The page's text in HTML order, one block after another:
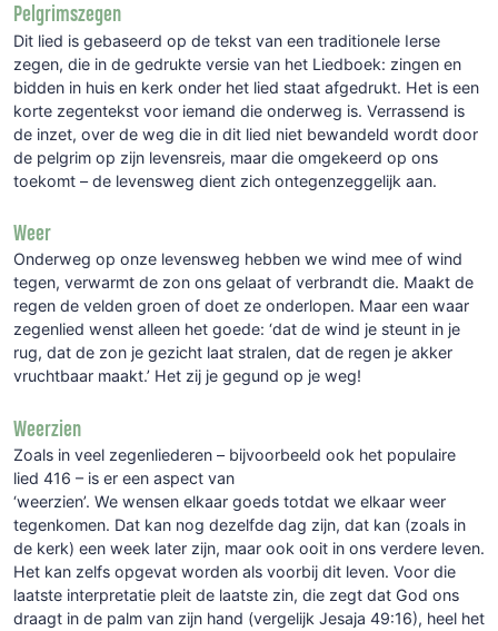
Pelgrimszegen
Dit lied is gebaseerd op de tekst van een traditionele Ierse
zegen, die in de gedrukte versie van het Liedboek: zingen en
bidden in huis en kerk onder het lied staat afgedrukt. Het is een
korte zegentekst voor iemand die onderweg is. Verrassend is
de inzet, over de weg die in dit lied niet bewandeld wordt door
de pelgrim op zijn levensreis, maar die omgekeerd op ons
toekomt – de levensweg dient zich ontegenzeggelijk aan.
Weer
Onderweg op onze levensweg hebben we wind mee of wind
tegen, verwarmt de zon ons gelaat of verbrandt die. Maakt de
regen de velden groen of doet ze onderlopen. Maar een waar
zegenlied wenst alleen het goede: ‘dat de wind je steunt in je
rug, dat de zon je gezicht laat stralen, dat de regen je akker
vruchtbaar maakt.’ Het zij je gegund op je weg!
Weerzien
Zoals in veel zegenliederen – bijvoorbeeld ook het populaire
lied 416 – is er een aspect van
‘weerzien’. We wensen elkaar goeds totdat we elkaar weer
tegenkomen. Dat kan nog dezelfde dag zijn, dat kan (zoals in
de kerk) een week later zijn, maar ook ooit in ons verdere leven.
Het kan zelfs opgevat worden als voorbij dit leven. Voor die
laatste interpretatie pleit de laatste zin, die zegt dat God ons
draagt in de palm van zijn hand (vergelijk Jesaja 49:16), heel het